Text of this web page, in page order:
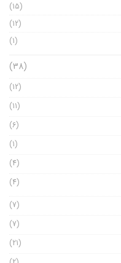
(15)
(12)
(1)
(38)
(12)
(11)
(6)
(1)
(4)
(4)
(7)
(7)
(21)